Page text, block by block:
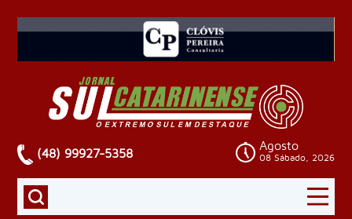
(48) 99927-5358
Agosto
08 Sábado, 2026